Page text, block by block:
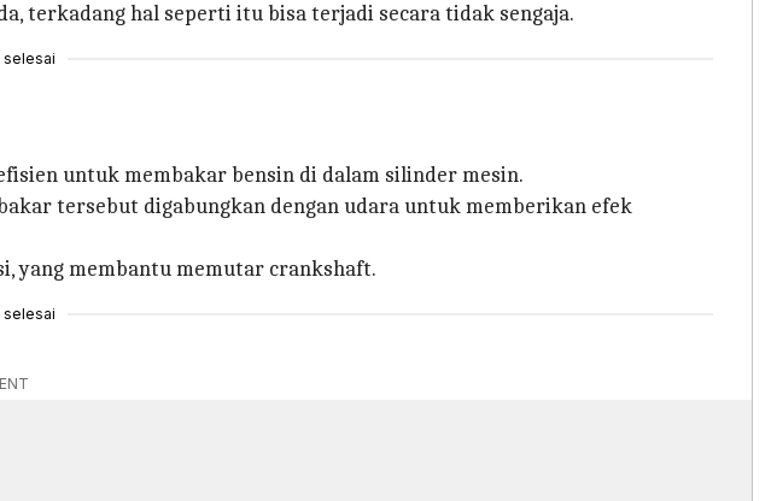
terkadang hal seperti itu bisa terjadi secara tidak sengaja.
selesai
untuk membakar bensin di dalam silinder mesin.
tersebut digabungkan dengan udara untuk memberikan efek
yang membantu memutar crankshaft.
selesai